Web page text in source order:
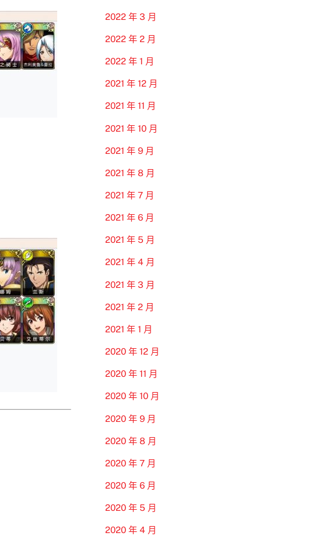
2022 年 3 月
2022 年 2 月
2022 年 1 月
2021 年 12 月
2021 年 11 月
2021 年 10 月
2021 年 9 月
2021 年 8 月
2021 年 7 月
2021 年 6 月
2021 年 5 月
2021 年 4 月
2021 年 3 月
2021 年 2 月
2021 年 1 月
2020 年 12 月
2020 年 11 月
2020 年 10 月
2020 年 9 月
2020 年 8 月
2020 年 7 月
2020 年 6 月
2020 年 5 月
2020 年 4 月